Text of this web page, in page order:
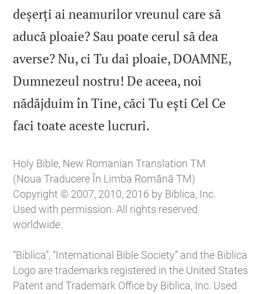
deșerți ai neamurilor vreunul care să
aducă ploaie? Sau poate cerul să dea
averse? Nu, ci Tu dai ploaie, DOAMNE,
Dumnezeul nostru! De aceea, noi
nădăjduim în Tine, căci Tu ești Cel Ce
faci toate aceste lucruri.
Holy Bible, New Romanian Translation TM
(Noua Traducere În Limba Română TM)
Copyright © 2007, 2010, 2016 by Biblica, Inc.
Used with permission. All rights reserved
worldwide.
“Biblica”, “International Bible Society” and the Biblica
Logo are trademarks registered in the United States
Patent and Trademark Office by Biblica, Inc. Used